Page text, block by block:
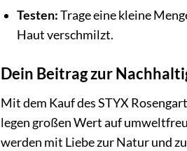
Testen:Trage eine kleine
Haut verschmilzt.
Dein Beitrag zur
Mit dem Kauf des STYX
legen großen Wert auf
werden mit Liebe zur Natur und